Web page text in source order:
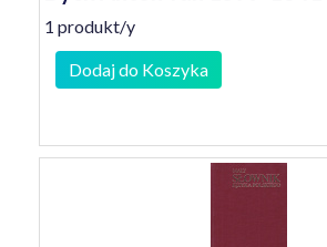
1 produkt/y
Dodaj do Koszyka